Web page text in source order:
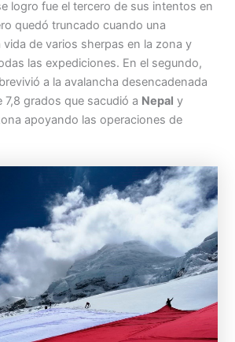
logro fue el tercero de sus intentos en
quedó truncado cuando una
de varios sherpas en la zona y
las expediciones. En el segundo,
a la avalancha desencadenada
grados que sacudió a Nepal y
apoyando las operaciones de